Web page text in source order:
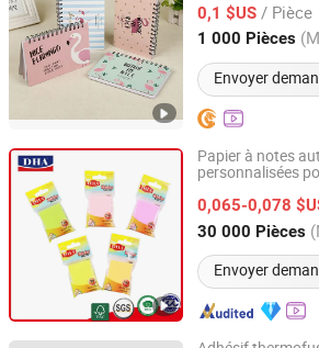
0,1 $US / Pièce
1 000 Pièces
Envoyer
Zhejiang, China Depuis
Papier à notes
personnalisées
0,065-0,078
30 000 Pièces
Envoyer
Jiangsu Dehuang Stationery Co., Ltd.
Jiangsu, China Depuis